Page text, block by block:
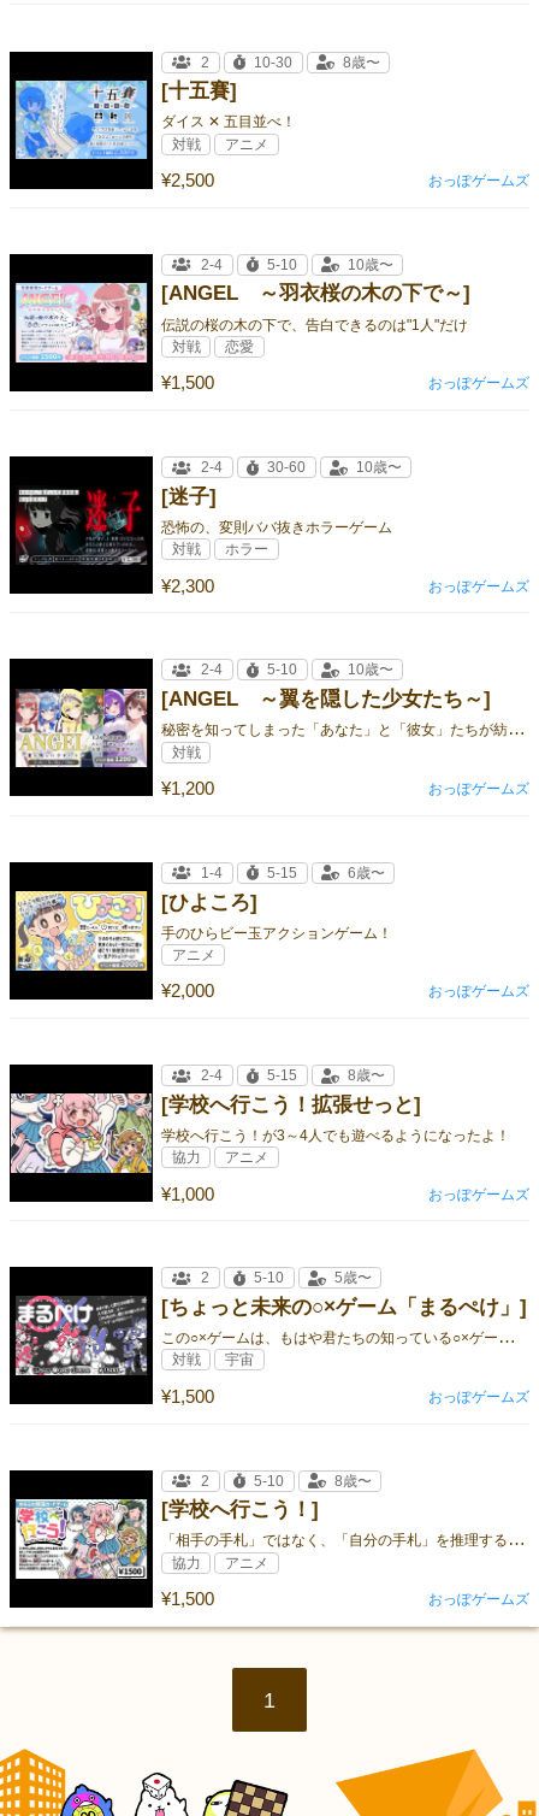
[十五賽]
ダイス ✕ 五目並べ！
¥2,500
2 10-30 8歳〜
対戦 アニメ
おっぽゲームズ
[ANGEL ～羽衣桜の木の下で～]
伝説の桜の木の下で、告白できるのは"1人"だけ
¥1,500
2-4 5-10 10歳〜
対戦 恋愛
おっぽゲームズ
[迷子]
恐怖の、変則ババ抜きホラーゲーム
¥2,300
2-4 30-60 10歳〜
対戦 ホラー
おっぽゲームズ
[ANGEL ～翼を隠した少女たち～]
秘
密を知ってしまった「あなた」と「彼女」たちが紡ぐ、天使の推理ゲーム！
¥1,200
2-4 5-10 10歳〜
対戦
おっぽゲームズ
[ひよころ]
手のひらビー玉アクションゲーム！
¥2,000
1-4 5-15 6歳〜
アニメ
おっぽゲームズ
[学校へ行こう！拡張せっと]
学校へ行こう！が3～4人でも遊べるようになったよ！
¥1,000
2-4 5-15 8歳〜
協力 アニメ
おっぽゲームズ
[ちょっと未来の○×ゲーム「まるぺけ」]
こ
の○×ゲームは、もはや君たちの知っている○×ゲームではない…！
¥1,500
2 5-10 5歳〜
対戦 宇宙
おっぽゲームズ
[学校へ行こう！]
「
相手の手札」ではなく、「自分の手札」を推理する！“新感覚”カードゲーム！
¥1,500
2 5-10 8歳〜
協力 アニメ
おっぽゲームズ
1